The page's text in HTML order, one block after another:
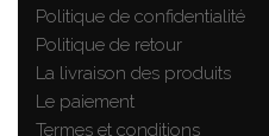
Politique de confidentialité
Politique de retour
La livraison des produits
Le paiement
Termes et conditions